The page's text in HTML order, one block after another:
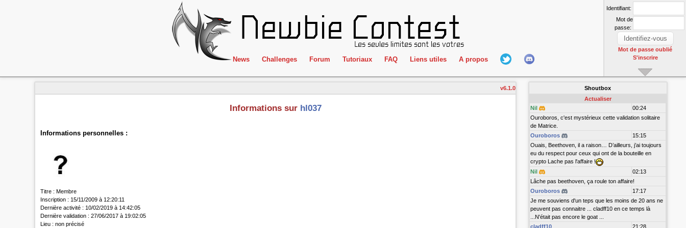
News Challenges
ClientSide
Forensics
Forum Tutoriaux FAQ Liens utiles
IRC
Newbie Connect
A propos
L'équipe
Hall Of Fame
Identifiant:
Mot de
passe:
Mot de passe oublié
S'inscrire
v6.1.0
Informations sur hl037
Informations personnelles :
Titre : Membre
Inscription : 15/11/2009 à 12:20:11
Dernière activité : 10/02/2019 à 14:42:05
Dernière validation : 27/06/2017 à 19:02:05
Lieu : non précisé
Shoutbox
Actualiser
Nil
00:24
Ouroboros, c'est mystérieux cette validation solitaire
de Matrice.
Ouroboros
15:15
Ouais, Beethoven, il a raison… D’ailleurs, j’ai toujours
eu du respect pour ceux qui ont de la bouteille en
crypto Lache pas l'affaire !
Nil
02:13
Lâche pas beethoven, ça roule ton affaire!
Ouroboros
17:17
Je me souviens d'un teps que les moins de 20 ans ne
peuvent pas connaitre ... cladff10 en ce temps là
...N'était pas encore le goat ...
cladff10
21:28